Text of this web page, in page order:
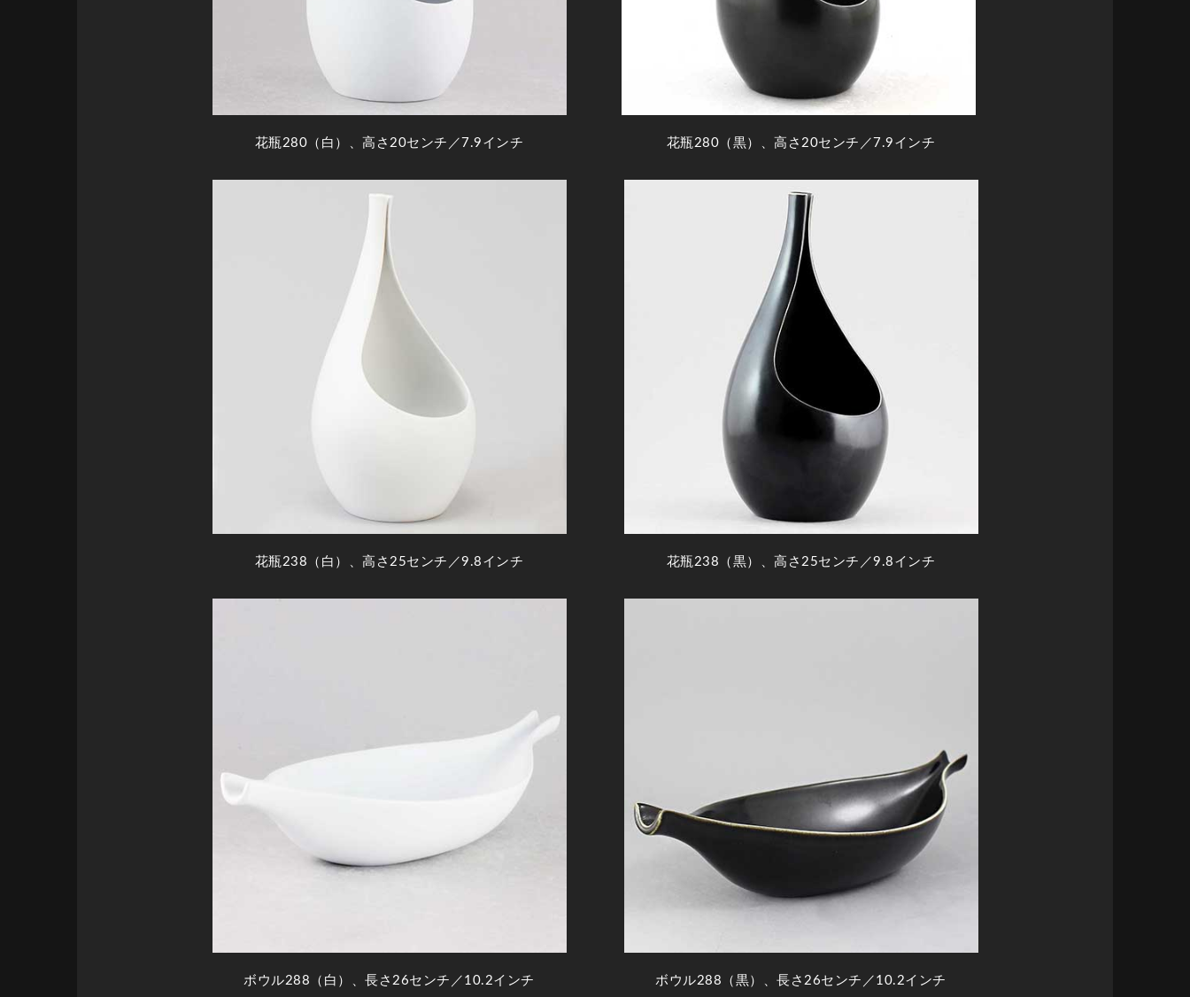
花瓶280（白）、高さ20センチ／7.9インチ 花瓶280（黒）、高さ20センチ／7.9インチ
花瓶238（白）、高さ25センチ／9.8インチ 花瓶238（黒）、高さ25センチ／9.8インチ
ボウル288（白）、長さ26センチ／10.2インチ ボウル288（黒）、長さ26センチ／10.2インチ